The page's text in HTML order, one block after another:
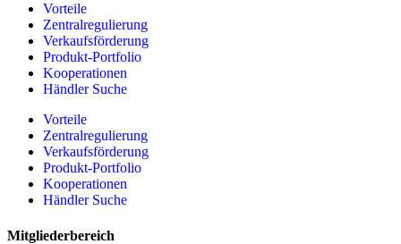
Vorteile
Zentralregulierung
Verkaufsförderung
Produkt-Portfolio
Kooperationen
Händler Suche
Vorteile
Zentralregulierung
Verkaufsförderung
Produkt-Portfolio
Kooperationen
Händler Suche
Mitgliederbereich